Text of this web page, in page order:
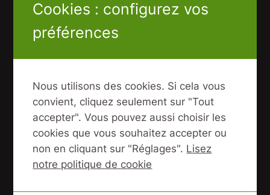
Cookies : configurez vos
préférences
Nous utilisons des cookies. Si cela vous
convient, cliquez seulement sur "Tout
accepter". Vous pouvez aussi choisir les
cookies que vous souhaitez accepter ou
non en cliquant sur "Réglages". Lisez
notre politique de cookie